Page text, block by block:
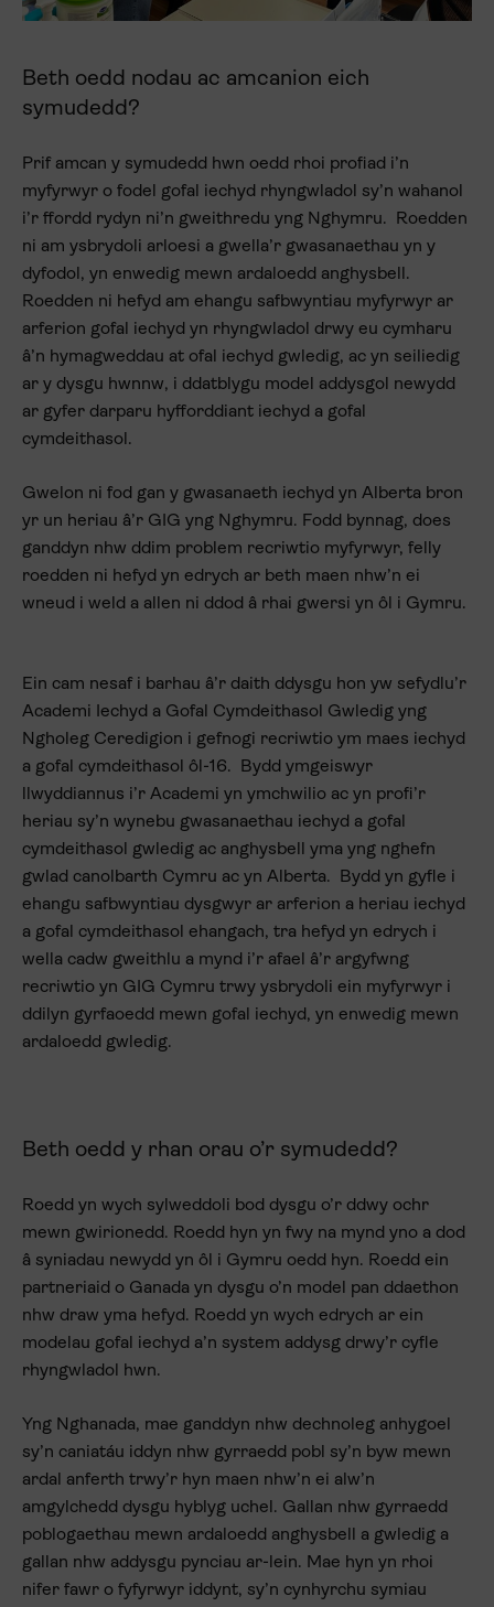
Beth oedd nodau ac amcanion eich
symudedd?
Prif amcan y symudedd hwn oedd rhoi profiad i’n
myfyrwyr o fodel gofal iechyd rhyngwladol sy’n wahanol
i’r ffordd rydyn ni’n gweithredu yng Nghymru. Roedden
ni am ysbrydoli arloesi a gwella’r gwasanaethau yn y
dyfodol, yn enwedig mewn ardaloedd anghysbell.
Roedden ni hefyd am ehangu safbwyntiau myfyrwyr ar
arferion gofal iechyd yn rhyngwladol drwy eu cymharu
â’n hymagweddau at ofal iechyd gwledig, ac yn seiliedig
ar y dysgu hwnnw, i ddatblygu model addysgol newydd
ar gyfer darparu hyfforddiant iechyd a gofal
cymdeithasol.
Gwelon ni fod gan y gwasanaeth iechyd yn Alberta bron
yr un heriau â’r GIG yng Nghymru. Fodd bynnag, does
ganddyn nhw ddim problem recriwtio myfyrwyr, felly
roedden ni hefyd yn edrych ar beth maen nhw’n ei
wneud i weld a allen ni ddod â rhai gwersi yn ôl i Gymru.
Ein cam nesaf i barhau â’r daith ddysgu hon yw sefydlu’r
Academi Iechyd a Gofal Cymdeithasol Gwledig yng
Ngholeg Ceredigion i gefnogi recriwtio ym maes iechyd
a gofal cymdeithasol ôl-16. Bydd ymgeiswyr
llwyddiannus i’r Academi yn ymchwilio ac yn profi’r
heriau sy’n wynebu gwasanaethau iechyd a gofal
cymdeithasol gwledig ac anghysbell yma yng nghefn
gwlad canolbarth Cymru ac yn Alberta. Bydd yn gyfle i
ehangu safbwyntiau dysgwyr ar arferion a heriau iechyd
a gofal cymdeithasol ehangach, tra hefyd yn edrych i
wella cadw gweithlu a mynd i’r afael â’r argyfwng
recriwtio yn GIG Cymru trwy ysbrydoli ein myfyrwyr i
ddilyn gyrfaoedd mewn gofal iechyd, yn enwedig mewn
ardaloedd gwledig.
Beth oedd y rhan orau o’r symudedd?
Roedd yn wych sylweddoli bod dysgu o’r ddwy ochr
mewn gwirionedd. Roedd hyn yn fwy na mynd yno a dod
â syniadau newydd yn ôl i Gymru oedd hyn. Roedd ein
partneriaid o Ganada yn dysgu o’n model pan ddaethon
nhw draw yma hefyd. Roedd yn wych edrych ar ein
modelau gofal iechyd a’n system addysg drwy’r cyfle
rhyngwladol hwn.
Yng Nghanada, mae ganddyn nhw dechnoleg anhygoel
sy’n caniatáu iddyn nhw gyrraedd pobl sy’n byw mewn
ardal anferth trwy’r hyn maen nhw’n ei alw’n
amgylchedd dysgu hyblyg uchel. Gallan nhw gyrraedd
poblogaethau mewn ardaloedd anghysbell a gwledig a
gallan nhw addysgu pynciau ar-lein. Mae hyn yn rhoi
nifer fawr o fyfyrwyr iddynt, sy’n cynhyrchu symiau